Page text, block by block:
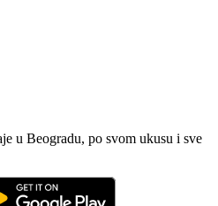
u Beogradu, po svom ukusu i sve